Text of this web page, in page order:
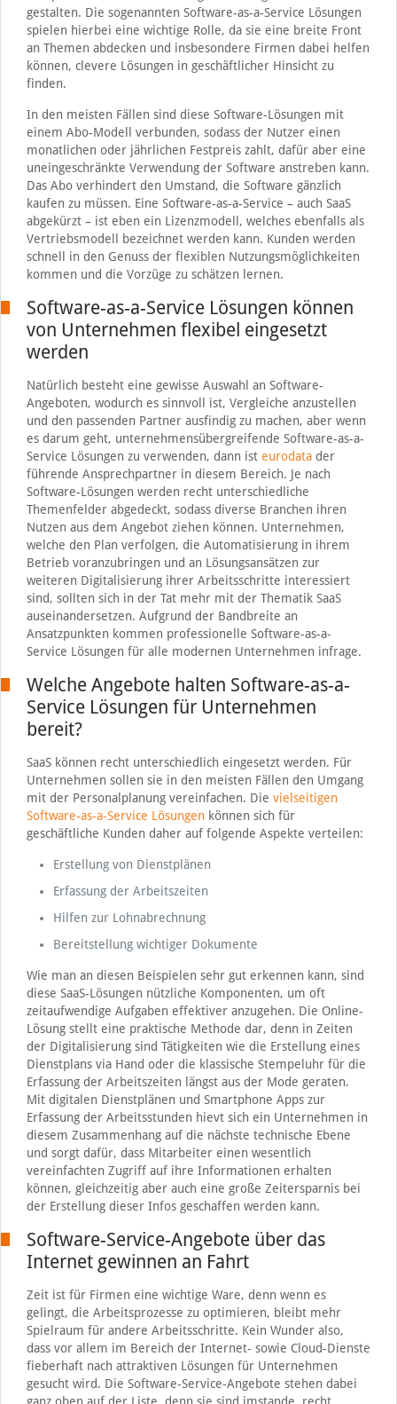
gestalten. Die sogenannten Software-as-a-Service Lösungen
spielen hierbei eine wichtige Rolle, da sie eine breite Front
an Themen abdecken und insbesondere Firmen dabei helfen
können, clevere Lösungen in geschäftlicher Hinsicht zu
finden.
In den meisten Fällen sind diese Software-Lösungen mit
einem Abo-Modell verbunden, sodass der Nutzer einen
monatlichen oder jährlichen Festpreis zahlt, dafür aber eine
uneingeschränkte Verwendung der Software anstreben kann.
Das Abo verhindert den Umstand, die Software gänzlich
kaufen zu müssen. Eine Software-as-a-Service – auch SaaS
abgekürzt – ist eben ein Lizenzmodell, welches ebenfalls als
Vertriebsmodell bezeichnet werden kann. Kunden werden
schnell in den Genuss der flexiblen Nutzungsmöglichkeiten
kommen und die Vorzüge zu schätzen lernen.
Software-as-a-Service Lösungen können
von Unternehmen flexibel eingesetzt
werden
Natürlich besteht eine gewisse Auswahl an Software-
Angeboten, wodurch es sinnvoll ist, Vergleiche anzustellen
und den passenden Partner ausfindig zu machen, aber wenn
es darum geht, unternehmensübergreifende Software-as-a-
Service Lösungen zu verwenden, dann ist eurodatader
führende Ansprechpartner in diesem Bereich. Je nach
Software-Lösungen werden recht unterschiedliche
Themenfelder abgedeckt, sodass diverse Branchen ihren
Nutzen aus dem Angebot ziehen können. Unternehmen,
welche den Plan verfolgen, die Automatisierung in ihrem
Betrieb voranzubringen und an Lösungsansätzen zur
weiteren Digitalisierung ihrer Arbeitsschritte interessiert
sind, sollten sich in der Tat mehr mit der Thematik SaaS
auseinandersetzen. Aufgrund der Bandbreite an
Ansatzpunkten kommen professionelle Software-as-a-
Service Lösungen für alle modernen Unternehmen infrage.
Welche Angebote halten Software-as-a-
Service Lösungen für Unternehmen
bereit?
SaaS können recht unterschiedlich eingesetzt werden. Für
Unternehmen sollen sie in den meisten Fällen den Umgang
mit der Personalplanung vereinfachen. Die vielseitigen
Software-as-a-Service Lösungenkönnen sich für
geschäftliche Kunden daher auf folgende Aspekte verteilen:
Erstellung von Dienstplänen
Erfassung der Arbeitszeiten
Hilfen zur Lohnabrechnung
Bereitstellung wichtiger Dokumente
Wie man an diesen Beispielen sehr gut erkennen kann, sind
diese SaaS-Lösungen nützliche Komponenten, um oft
zeitaufwendige Aufgaben effektiver anzugehen. Die Online-
Lösung stellt eine praktische Methode dar, denn in Zeiten
der Digitalisierung sind Tätigkeiten wie die Erstellung eines
Dienstplans via Hand oder die klassische Stempeluhr für die
Erfassung der Arbeitszeiten längst aus der Mode geraten.
Mit digitalen Dienstplänen und Smartphone Apps zur
Erfassung der Arbeitsstunden hievt sich ein Unternehmen in
diesem Zusammenhang auf die nächste technische Ebene
und sorgt dafür, dass Mitarbeiter einen wesentlich
vereinfachten Zugriff auf ihre Informationen erhalten
können, gleichzeitig aber auch eine große Zeitersparnis bei
der Erstellung dieser Infos geschaffen werden kann.
Software-Service-Angebote über das
Internet gewinnen an Fahrt
Zeit ist für Firmen eine wichtige Ware, denn wenn es
gelingt, die Arbeitsprozesse zu optimieren, bleibt mehr
Spielraum für andere Arbeitsschritte. Kein Wunder also,
dass vor allem im Bereich der Internet- sowie Cloud-Dienste
fieberhaft nach attraktiven Lösungen für Unternehmen
gesucht wird. Die Software-Service-Angebote stehen dabei